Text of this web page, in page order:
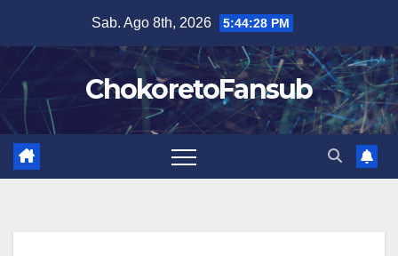
contenuto
Sab. Ago 8th, 2026 5:44:29 PM
ChokoretoFansub